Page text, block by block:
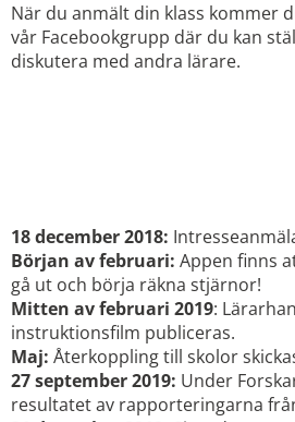
När du anmält din klass kommer
vår Facebookgrupp där du kan
diskutera med andra lärare.
18 december 2018:
Början av februari: Appen finns
gå ut och börja räkna stjärnor!
Mitten av februari 2019:
instruktionsfilm publiceras.
Maj: Återkoppling till skolor
27 september 2019: Under
resultatet av rapporteringarna